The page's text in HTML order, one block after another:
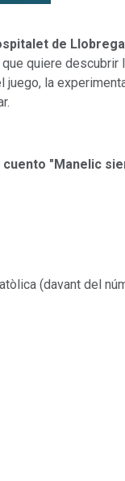
de
quiere
la
"Manelic
(davant del